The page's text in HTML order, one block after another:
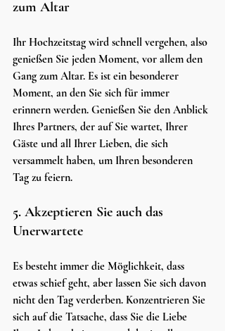
zum Altar
Ihr Hochzeitstag wird schnell vergehen, also
genießen Sie jeden Moment, vor allem den
Gang zum Altar. Es ist ein besonderer
Moment, an den Sie sich für immer
erinnern werden. Genießen Sie den Anblick
Ihres Partners, der auf Sie wartet, Ihrer
Gäste und all Ihrer Lieben, die sich
versammelt haben, um Ihren besonderen
Tag zu feiern.
5. Akzeptieren Sie auch das
Unerwartete
Es besteht immer die Möglichkeit, dass
etwas schief geht, aber lassen Sie sich davon
nicht den Tag verderben. Konzentrieren Sie
sich auf die Tatsache, dass Sie die Liebe